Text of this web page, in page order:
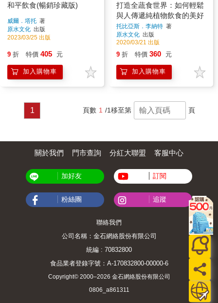
和平飲食(暢銷珍藏版)
威爾．塔托 著
原水文化 出版
2023/03/25 出版
9 折 特價 405 元
加入購物車
打造全蔬食世界：如何輕鬆
與人傳遞純植物飲食的美好
托比亞斯．李納特 著
原水文化 出版
2020/03/21 出版
9 折 特價 360 元
加入購物車
1 頁數 1 /1移至第 頁
關於我們 門市查詢 分紅大聯盟 客服中心
加好友 訂閱
粉絲團 追蹤
聯絡我們
公司名稱：金石網絡股份有限公司
統編 : 70832800
食品業者登錄字號：A-170832800-00000-6
Copyright© 2000–2026 金石網絡股份有限公司
0806_a861311